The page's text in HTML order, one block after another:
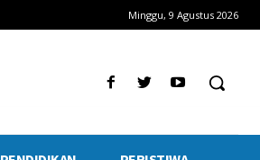
Minggu, 9 Agustus 2026